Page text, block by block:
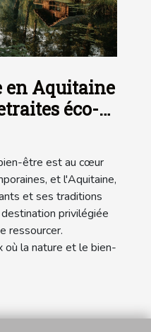
en Aquitaine
éco-
être est au cœur
et l'Aquitaine,
et ses traditions
privilégiée
ressourcer.
où la nature et le bien-